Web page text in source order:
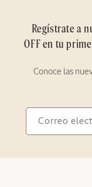
Regístrate a
OFF en tu
Conoce las
Correo
electrónico